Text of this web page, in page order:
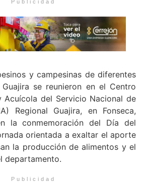
Publicidad
y campesinas de diferentes
se reunieron en el Centro
Acuícola del Servicio Nacional de
Regional Guajira, en Fonseca,
la conmemoración del Día del
orientada a exaltar el aporte
la producción de alimentos y el
departamento.
Publicidad